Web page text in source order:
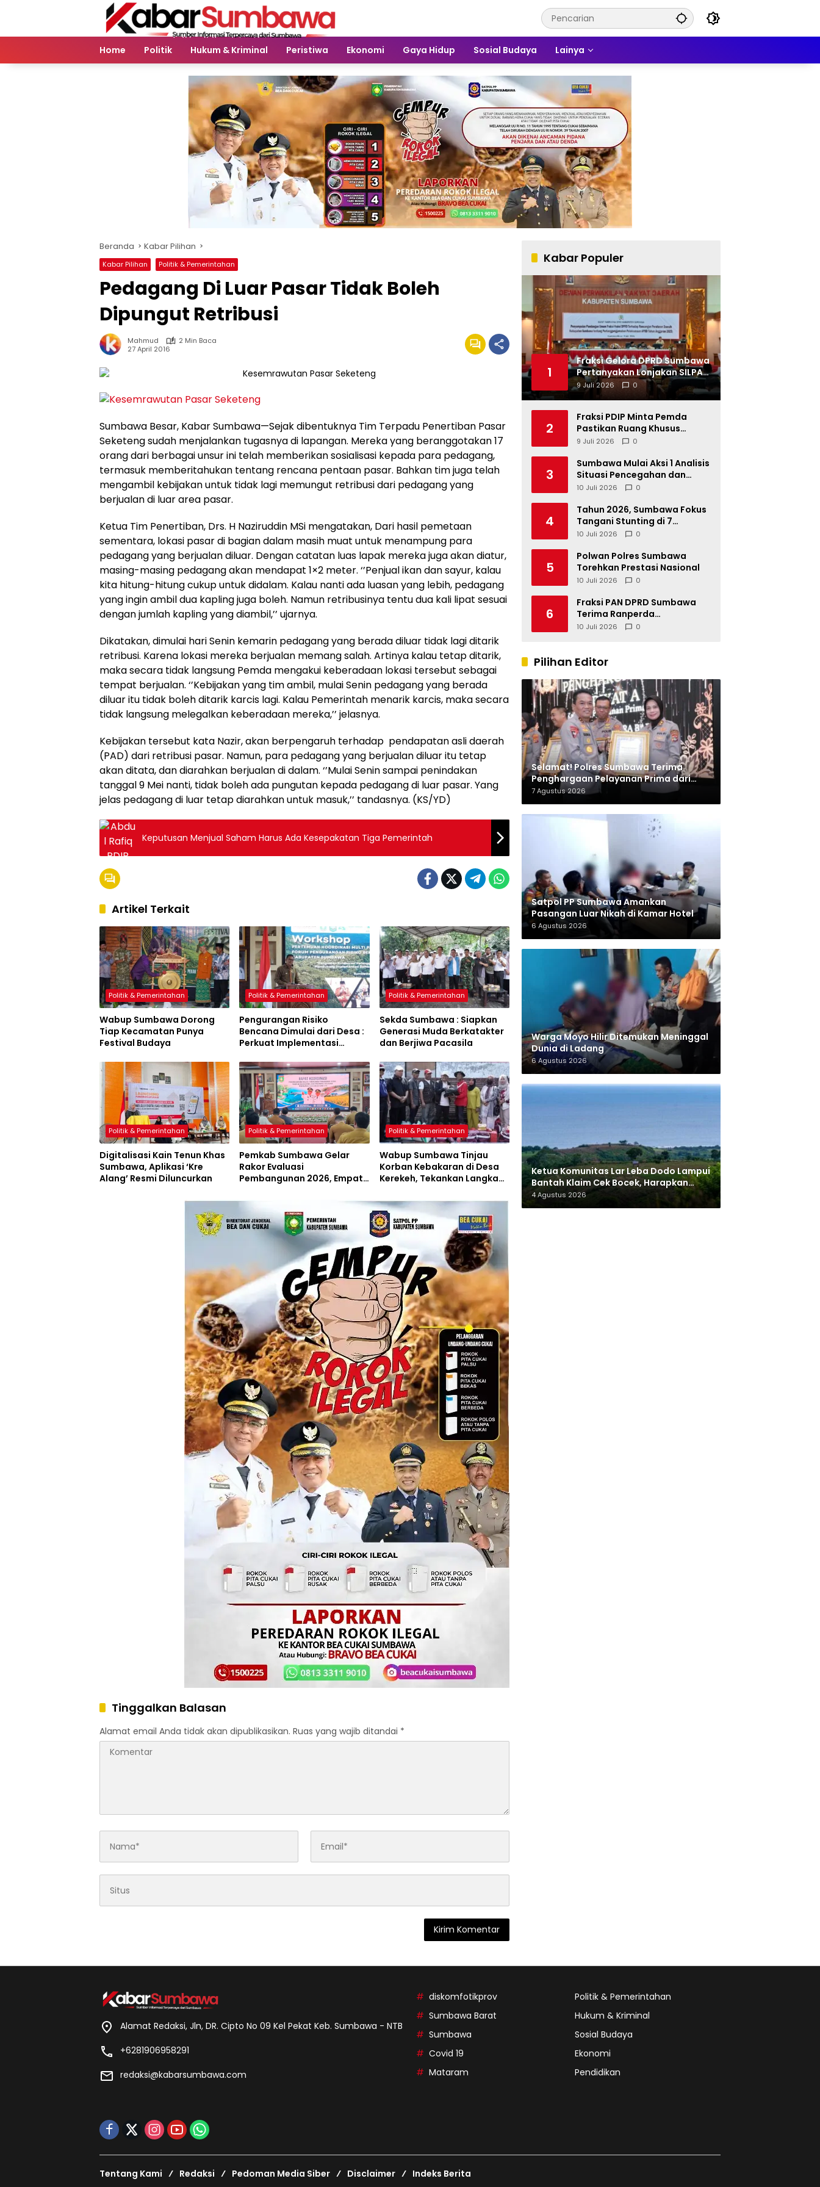
Home
Politik Hukum & Kriminal Peristiwa Ekonomi Gaya Hidup Sosial Budaya Lainya
Beranda Kabar Pilihan
Kabar Pilihan Politik & Pemerintahan
Pedagang Di Luar Pasar Tidak Boleh
Dipungut Retribusi
Mahmud
2 Min Baca
27 April 2016
Sumbawa Besar, Kabar Sumbawa—Sejak dibentuknya Tim Terpadu Penertiban Pasar
Seketeng sudah menjalankan tugasnya di lapangan. Mereka yang beranggotakan 17
orang dari berbagai unsur ini telah memberikan sosialisasi kepada para pedagang,
termasuk memberitahukan tentang rencana pentaan pasar. Bahkan tim juga telah
mengambil kebijakan untuk tidak lagi memungut retribusi dari pedagang yang
berjualan di luar area pasar.
Ketua Tim Penertiban, Drs. H Naziruddin MSi mengatakan, Dari hasil pemetaan
sementara, lokasi pasar di bagian dalam masih muat untuk menampung para
pedagang yang berjualan diluar. Dengan catatan luas lapak mereka juga akan diatur,
masing-masing pedagang akan mendapat 1×2 meter. ‘’Penjual ikan dan sayur, kalau
kita hitung-hitung cukup untuk didalam. Kalau nanti ada luasan yang lebih, pedagang
yang ingin ambil dua kapling juga boleh. Namun retribusinya tentu dua kali lipat sesuai
dengan jumlah kapling yang diambil,’’ ujarnya.
Dikatakan, dimulai hari Senin kemarin pedagang yang berada diluar tidak lagi ditarik
retribusi. Karena lokasi mereka berjualan memang salah. Artinya kalau tetap ditarik,
maka secara tidak langsung Pemda mengakui keberadaan lokasi tersebut sebagai
tempat berjualan. ‘’Kebijakan yang tim ambil, mulai Senin pedagang yang berada
diluar itu tidak boleh ditarik karcis lagi. Kalau Pemerintah menarik karcis, maka secara
tidak langsung melegalkan keberadaan mereka,’’ jelasnya.
Kebijakan tersebut kata Nazir, akan berpengaruh terhadap pendapatan asli daerah
(PAD) dari retribusi pasar. Namun, para pedagang yang berjualan diluar itu tetap
akan ditata, dan diarahkan berjualan di dalam. ‘’Mulai Senin sampai penindakan
tanggal 9 Mei nanti, tidak boleh ada pungutan kepada pedagang di luar pasar. Yang
jelas pedagang di luar tetap diarahkan untuk masuk,’’ tandasnya. (KS/YD)
Keputusan Menjual Saham Harus Ada Kesepakatan Tiga Pemerintah
Artikel Terkait
Politik & Pemerintahan
Wabup Sumbawa Dorong
Tiap Kecamatan Punya
Festival Budaya
Politik & Pemerintahan
Pengurangan Risiko
Bencana Dimulai dari Desa :
Perkuat Implementasi
Politik & Pemerintahan
Sekda Sumbawa : Siapkan
Generasi Muda Berkatakter
dan Berjiwa Pacasila
Politik & Pemerintahan
Digitalisasi Kain Tenun Khas
Sumbawa, Aplikasi ‘Kre
Alang’ Resmi Diluncurkan
Politik & Pemerintahan
Pemkab Sumbawa Gelar
Rakor Evaluasi
Pembangunan 2026, Empat
Resmi Diluncurkan
Politik & Pemerintahan
Wabup Sumbawa Tinjau
Korban Kebakaran di Desa
Kerekeh, Tekankan Langkah
Tinggalkan Balasan
Alamat email Anda tidak akan dipublikasikan. Ruas yang wajib ditandai *
Kabar Populer
1
Fraksi Gelora DPRD Sumbawa
Pertanyakan Lonjakan SILPA
Tahun 2025
9 Juli 2026 0
2
Fraksi PDIP Minta Pemda
Pastikan Ruang Khusus
Produk UMKM Lokal di Ritel
9 Juli 2026 0
3
Sumbawa Mulai Aksi 1 Analisis
Situasi Pencegahan dan
Percepatan Penurunan
10 Juli 2026 0
4
Tahun 2026, Sumbawa Fokus
Tangani Stunting di 7
Kacamatan
10 Juli 2026 0
5
Polwan Polres Sumbawa
Torehkan Prestasi Nasional
10 Juli 2026 0
6
Fraksi PAN DPRD Sumbawa
Terima Ranperda
Pertanggungjawaban APBD
10 Juli 2026 0
Pilihan Editor
Selamat! Polres Sumbawa Terima
Penghargaan Pelayanan Prima dari
Kapolri
7 Agustus 2026
Satpol PP Sumbawa Amankan
Pasangan Luar Nikah di Kamar Hotel
6 Agustus 2026
Warga Moyo Hilir Ditemukan Meninggal
Dunia di Ladang
6 Agustus 2026
Ketua Komunitas Lar Leba Dodo Lampui
Bantah Klaim Cek Bocek, Harapkan
AMMAN Beri Akses ke Makam Leluhur
4 Agustus 2026
Alamat Redaksi, Jln, DR. Cipto No 09 Kel Pekat Keb. Sumbawa - NTB
+6281906958291
redaksi@kabarsumbawa.com
diskomfotikprov
Sumbawa Barat
Sumbawa
Covid 19
Mataram
Politik & Pemerintahan
Hukum & Kriminal
Sosial Budaya
Ekonomi
Pendidikan
Tentang Kami Redaksi Pedoman Media Siber Disclaimer Indeks Berita